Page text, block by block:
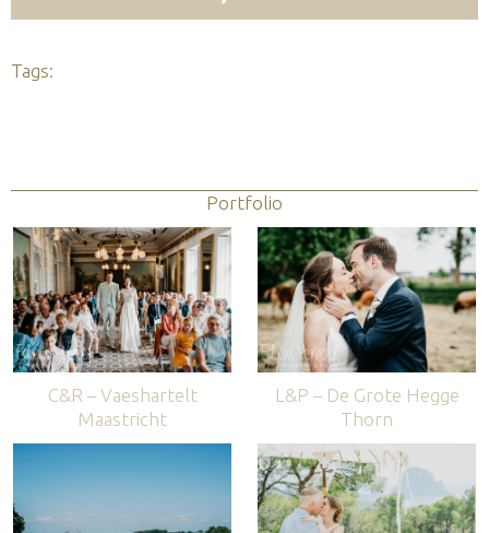
Tags:
Portfolio
C&R – Vaeshartelt
Maastricht
L&P – De Grote Hegge
Thorn